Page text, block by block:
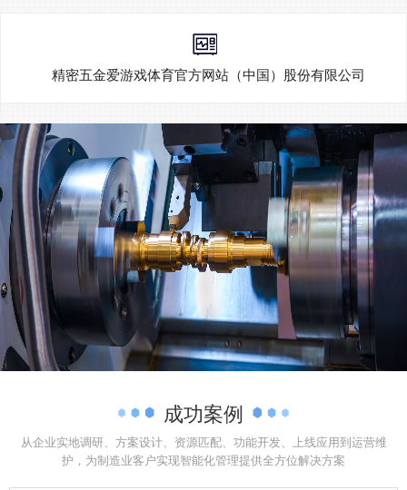
精密五金爱游戏体育官方网站（中国）股份有限公司
成功案例
从企业实地调研、方案设计、资源匹配、功能开发、上线应用到运营维
护，为制造业客户实现智能化管理提供全方位解决方案